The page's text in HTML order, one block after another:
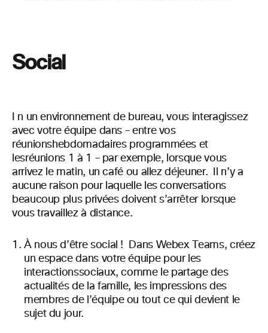
Social
I n un environnement de bureau, vous interagissez
avec votre équipe dans – entre vos
réunionshebdomadaires programmées et
lesréunions 1 à 1 – par exemple, lorsque vous
arrivez le matin, un café ou allez déjeuner. Il n’y a
aucune raison pour laquelle les conversations
beaucoup plus privées doivent s’arrêter lorsque
vous travaillezà distance.
À nous d’être social ! Dans Webex Teams, créez
un espace dans votre équipe pour les
interactionssociaux,comme le partage des
actualités de la famille, les impressions des
membres de l’équipe ou tout ce qui devient le
sujet du jour.